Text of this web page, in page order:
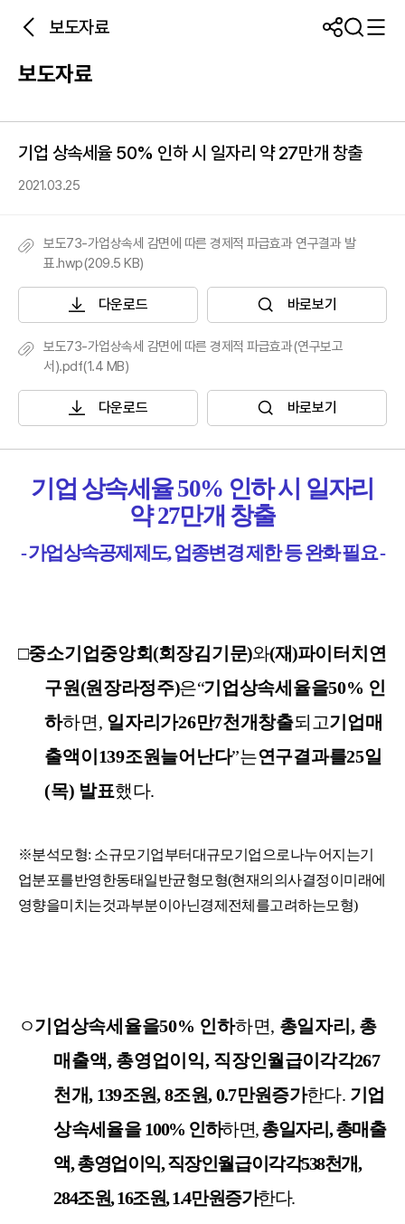
보도자료
보도자료
기업 상속세율 50% 인하 시 일자리 약 27만개 창출
2021.03.25
보도73-가업상속세 감면에 따른 경제적 파급효과 연구결과 발
표.hwp(209.5 KB)
다운로드 바로보기
보도73-가업상속세 감면에 따른 경제적 파급효과(연구보고
서).pdf(1.4 MB)
다운로드 바로보기
기업 상속세율50% 인하시 일자리
약 27만개 창출
-가업상속공제제도,업종변경제한등완화필요-
□중소기업중앙회(회장김기문)와(재)파이터치연
구원(원장라정주)은“기업상속세율을50% 인
하하면, 일자리가26만7천개창출되고기업 매
출액이 139조원늘어난다”는연구결과를25일
(목) 발표했다.
※분석모형: 소규모 기업부터대규모 기업으로나누어지는기
업분포를반영한동태일반균형모형(현재의 의사결정이 미래에
영향을미치는것과부분이 아닌경제 전체를고려하는모형)
ㅇ기업상속세율을50% 인하하면, 총일자리 , 총
매출액, 총영업이익, 직장인월급이 각각267
천개, 139조원, 8조원, 0.7만원증가한다. 기업
상속세율을 100% 인하하면,총일자리 ,총매출
액,총영업이익,직장인월급이 각각538천개,
284조원, 16조원, 1.4만원증가한다.